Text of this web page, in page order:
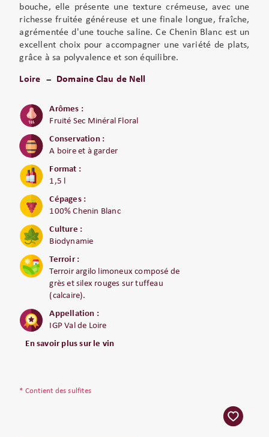
bouche, elle présente une texture crémeuse, avec une
richesse fruitée généreuse et une finale longue, fraîche,
agrémentée d'une touche saline. Ce Chenin Blanc est un
excellent choix pour accompagner une variété de plats,
grâce à sa polyvalence et son équilibre.
Loire Domaine Clau de Nell
Arômes :
Fruité Sec Minéral Floral
Conservation :
A boire et à garder
Format :
1,5 l
Cépages :
100% Chenin Blanc
Culture :
Biodynamie
Terroir :
Terroir argilo limoneux composé de
grès et silex rouges sur tuffeau
(calcaire).
Appellation :
IGP Val de Loire
En savoir plus sur le vin
* Contient des sulfites